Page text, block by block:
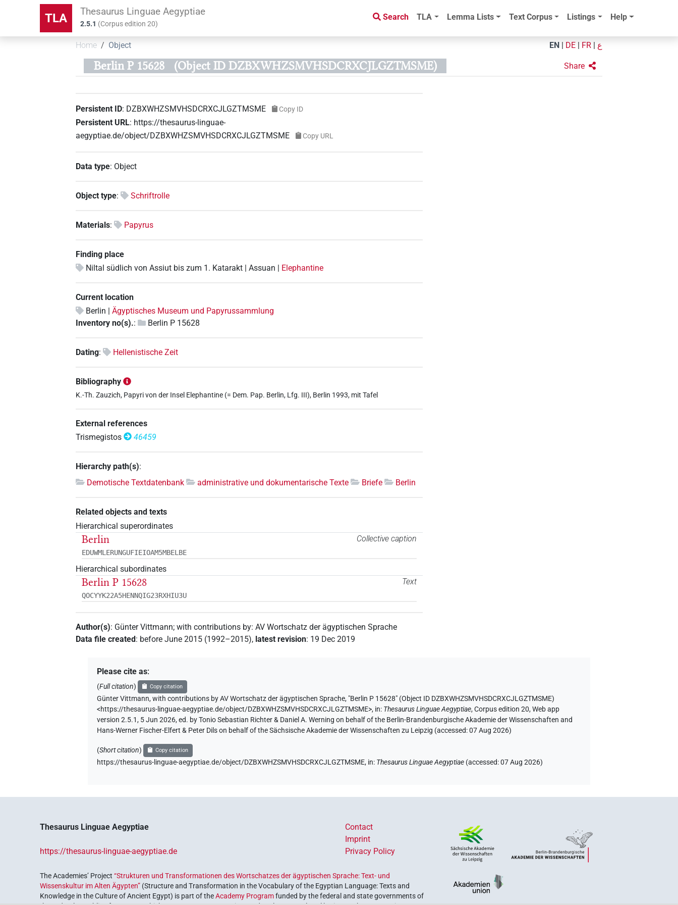
TLA Thesaurus Linguae Aegyptiae
2.5.1 (Corpus edition20)
Search TLA Lemma Lists Text Corpus Listings Help
Home Object EN DE FR ع
Berlin P 15628 (Object ID DZBXWHZSMVHSDCRXCJLGZTMSME) Share
Persistent ID: DZBXWHZSMVHSDCRXCJLGZTMSME Copy ID
Persistent URL: https://thesaurus-linguae-
aegyptiae.de/object/DZBXWHZSMVHSDCRXCJLGZTMSME
Copy URL
Data type: Object
Object type: Schriftrolle
Materials: Papyrus
Finding place
Niltal südlich von Assiut bis zum 1. Katarakt | Assuan | Elephantine
Current location
Berlin |Ägyptisches Museum und Papyrussammlung
Inventory no(s).: Berlin P 15628
Dating: Hellenistische Zeit
Bibliography
K.-Th. Zauzich, Papyri von der Insel Elephantine (= Dem. Pap. Berlin, Lfg. III), Berlin 1993, mit Tafel
External references
Trismegistos
46459
Hierarchy path(s):
Demotische Textdatenbank
administrative und dokumentarische Texte Briefe Berlin
Related objects and texts
Hierarchical superordinates
Collective caption
Berlin
EDUWMLERUNGUFIEIOAM5MBELBE
Hierarchical subordinates
Text
Berlin P 15628
QOCYYK22A5HENNQIG23RXHIU3U
Author(s): Günter Vittmann;with contributions by:AV Wortschatz der ägyptischen Sprache
Data file created: before June 2015 (1992–2015), latest revision: 19 Dec 2019
Please cite as:
(Full citation) Copy citation
Günter Vittmann,with contributions by AV Wortschatz der ägyptischen Sprache, "Berlin P 15628" (Object ID DZBXWHZSMVHSDCRXCJLGZTMSME)
<https://thesaurus-linguae-aegyptiae.de/object/DZBXWHZSMVHSDCRXCJLGZTMSME>, in: Thesaurus Linguae Aegyptiae,Corpus edition 20, Web app
version 2.5.1, 5 Jun 2026, ed. by Tonio Sebastian Richter & Daniel A. Werning on behalf of the Berlin-Brandenburgische Akademie der Wissenschaften and
Hans-Werner Fischer-Elfert & Peter Dils on behalf of the Sächsische Akademie der Wissenschaften zu Leipzig (accessed:07 Aug 2026)
(Short citation) Copy citation
https://thesaurus-linguae-aegyptiae.de/object/DZBXWHZSMVHSDCRXCJLGZTMSME, in: Thesaurus Linguae Aegyptiae (accessed:07 Aug 2026)
Thesaurus Linguae Aegyptiae
https://thesaurus-linguae-aegyptiae.de
Contact
Imprint
Privacy Policy
The Academies’ Project“Strukturen und Transformationen des Wortschatzes der ägyptischen Sprache: Text- und
Wissenskultur im Alten Ägypten” (Structure and Transformation in the Vocabulary of the Egyptian Language: Texts and
Knowledge in the Culture of Ancient Egypt) is part of theAcademy Programfunded by the federal and state governments of